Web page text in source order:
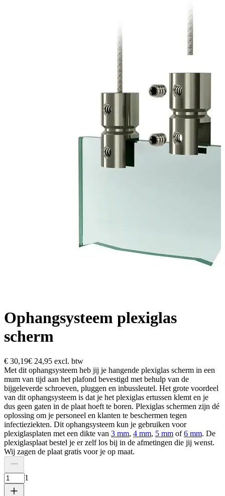
Ophangsysteem plexiglas
scherm
€ 30,19€ 24,95 excl. btw
Met dit ophangsysteem heb jij je hangende plexiglas scherm in een
mum van tijd aan het plafond bevestigd met behulp van de
bijgeleverde schroeven, pluggen en inbussleutel. Het grote voordeel
van dit ophangsysteem is dat je het plexiglas ertussen klemt en je
dus geen gaten in de plaat hoeft te boren. Plexiglas schermen zijn dé
oplossing om je personeel en klanten te beschermen tegen
infectieziekten. Dit ophangsysteem kun je gebruiken voor
plexiglasplaten met een dikte van 3 mm, 4 mm, 5 mm of6 mm. De
plexiglasplaat bestel je er zelf los bij in de afmetingen die jij wenst.
Wij zagen de plaat gratis voor je op maat.
1